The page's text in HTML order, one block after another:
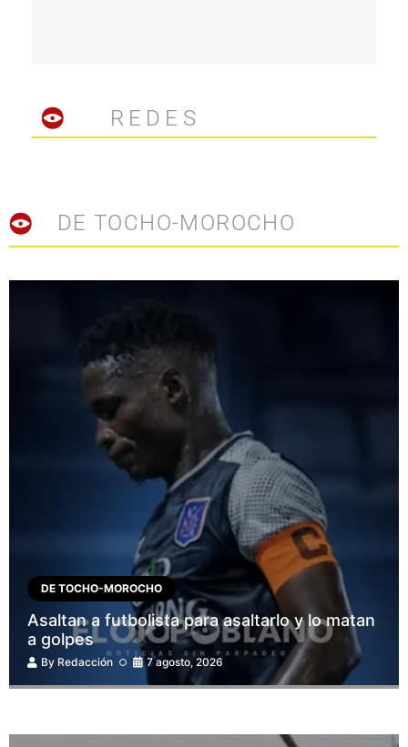
REDES
DE TOCHO-MOROCHO
DE TOCHO-MOROCHO
Asaltan a futbolista para asaltarlo y lo matan
a golpes
By Redacción 7 agosto, 2026